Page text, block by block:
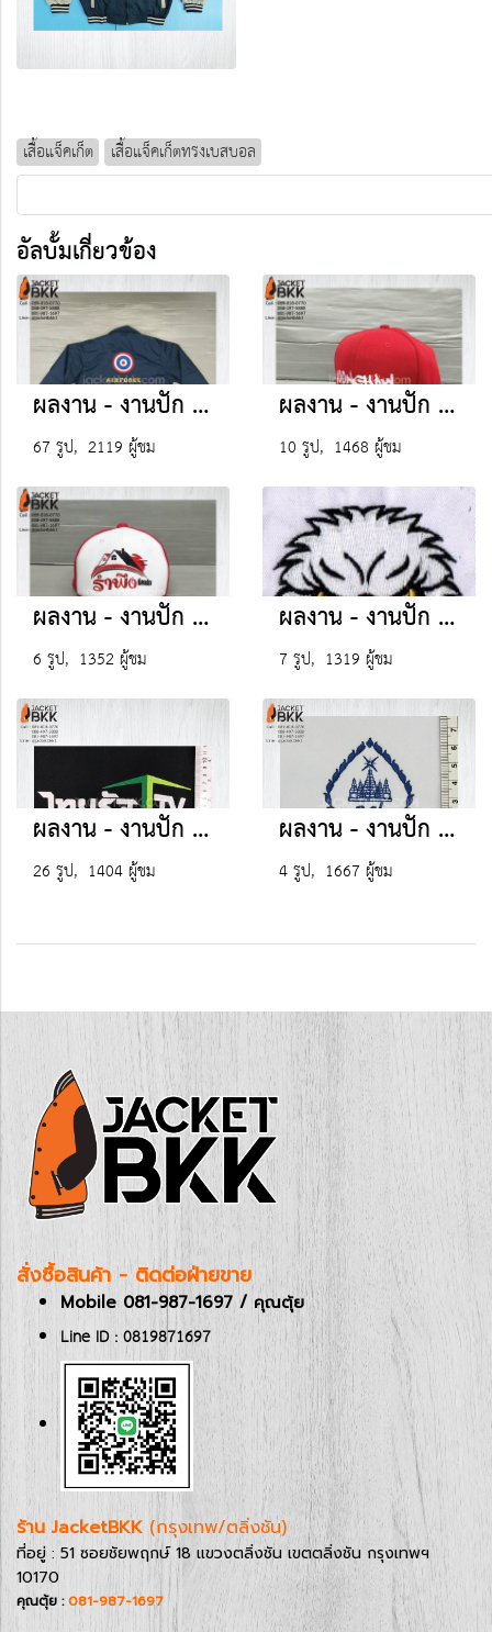
เสื้อแจ็คเก็ต เสื้อแจ็คเก็ตทรงเบสบอล
อัลบั้มเกี่ยวข้อง
ผลงาน - งานปัก (เสื้อแจ็คเก็ต)
67 รูป, 2119 ผู้ชม
ผลงาน - งานปัก (หมวกฮิปฮอป)
10 รูป, 1468 ผู้ชม
ผลงาน - งานปัก (หมวกแก๊ปผ้ามองตากูต์) เสริมฟองน้ำด้านหน้า ตาข่ายด้านหลัง
6 รูป, 1352 ผู้ชม
ผลงาน - งานปัก (อื่นๆ)
7 รูป, 1319 ผู้ชม
ผลงาน - งานปัก (บริษัทเอกชน)
26 รูป, 1404 ผู้ชม
ผลงาน - งานปัก (โรงเรียน)
4 รูป, 1667 ผู้ชม
สั่งซื้อสินค้า - ติดต่อฝ่ายขาย
Mobile 081-987-1697 / คุณตุ้ย
Line ID : 0819871697
ร้าน JacketBKK (กรุงเทพ/ตลิ่งชัน)
ที่อยู่ : 51 ซอยชัยพฤกษ์ 18 แขวงตลิ่งชัน เขตตลิ่งชัน กรุงเทพฯ
10170
คุณตุ้ย :081-987-1697